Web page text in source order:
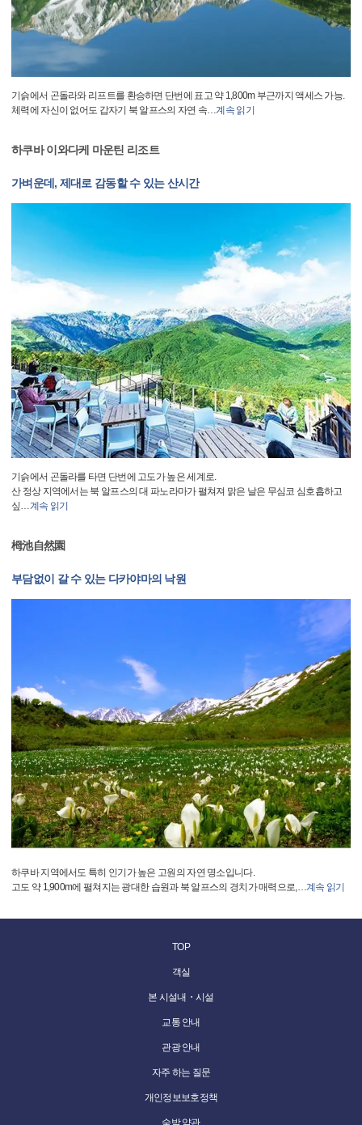
기슭에서 곤돌라와 리프트를 환승하면 단번에 표고 약 1,800m 부근까지 액세스 가능.
체력에 자신이 없어도 갑자기 북 알프스의 자연 속…계속 읽기
하쿠바 이와다케 마운틴 리조트
가벼운데, 제대로 감동할 수 있는 산시간
기슭에서 곤돌라를 타면 단번에 고도가 높은 세계로.
산 정상 지역에서는 북 알프스의 대 파노라마가 펼쳐져 맑은 날은 무심코 심호흡하고
싶…계속 읽기
栂池自然園
부담없이 갈 수 있는 다카야마의 낙원
하쿠바 지역에서도 특히 인기가 높은 고원의 자연 명소입니다.
고도 약 1,900m에 펼쳐지는 광대한 습원과 북 알프스의 경치가 매력으로,…계속 읽기
TOP
객실
본 시설내・시설
교통 안내
관광 안내
자주 하는 질문
개인정보보호정책